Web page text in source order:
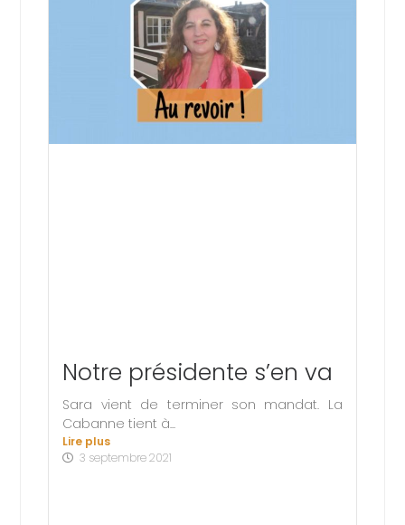
Notre présidente s’en va
Sara vient de terminer son mandat. La
Cabanne tient à...
Lire plus
3 septembre 2021